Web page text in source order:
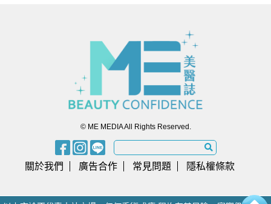
© ME MEDIA All Rights Reserved.
關於我們 廣告合作 常見問題 隱私權條款